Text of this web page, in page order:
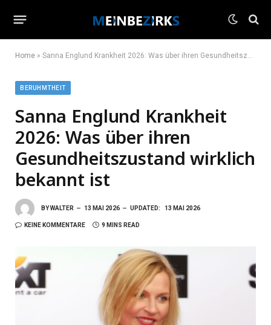
Home » Sanna Englund Krankheit 2026: Was über ihren Gesundheitszustand wirklich bekannt ist
BERUHMTHEIT
Sanna Englund Krankheit
2026: Was über ihren
Gesundheitszustand wirklich
bekannt ist
BYWALTER 13 MAI 2026 UPDATED: 13 MAI 2026
KEINE KOMMENTARE 9 MINS READ